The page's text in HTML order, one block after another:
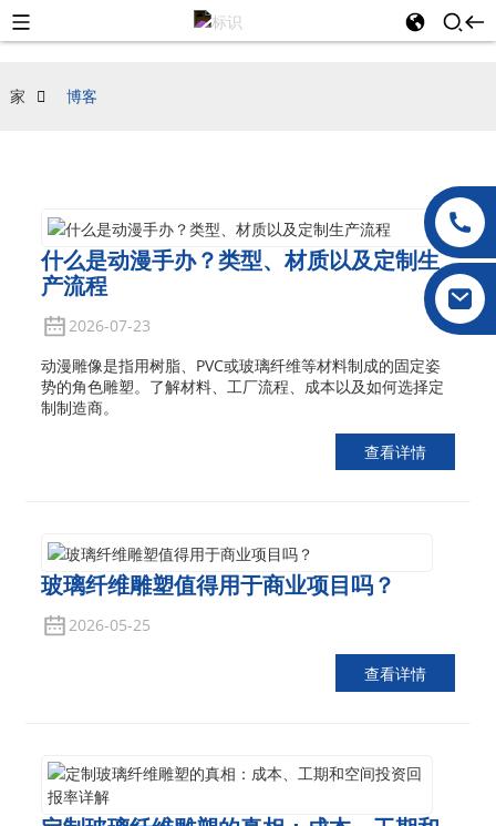
家 博客
什么是动漫手办？类型、材质以及定制生
产流程
2026-07-23
动漫雕像是指用树脂、PVC或玻璃纤维等材料制成的固定姿
势的角色雕塑。了解材料、工厂流程、成本以及如何选择定
制制造商。
查看详情
玻璃纤维雕塑值得用于商业项目吗？
2026-05-25
查看详情